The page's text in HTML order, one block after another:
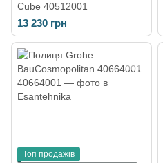
Cube 40512001
13 230 грн
Топ продажів